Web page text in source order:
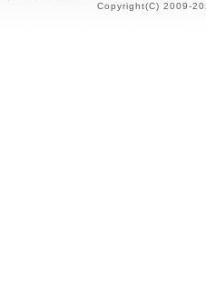
Copyright(C) 2009-